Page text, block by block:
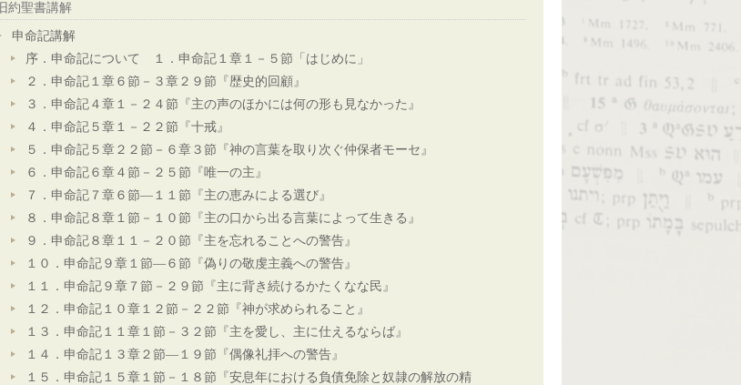
旧約聖書講解
申命記講解
序．申命記について １．申命記１章１－５節「はじめに」
２．申命記１章６節－３章２９節『歴史的回顧』
３．申命記４章１－２４節『主の声のほかには何の形も見なかった』
４．申命記５章１－２２節『十戒』
５．申命記５章２２節－６章３節『神の言葉を取り次ぐ仲保者モーセ』
６．申命記６章４節－２５節『唯一の主』
７．申命記７章６節―１１節『主の恵みによる選び』
８．申命記８章１節－１０節『主の口から出る言葉によって生きる』
９．申命記８章１１－２０節『主を忘れることへの警告』
１０．申命記９章１節―６節『偽りの敬虔主義への警告』
１１．申命記９章７節－２９節『主に背き続けるかたくなな民』
１２．申命記１０章１２節－２２節『神が求められること』
１３．申命記１１章１節－３２節『主を愛し、主に仕えるならば』
１４．申命記１３章２節―１９節『偶像礼拝への警告』
１５．申命記１５章１節－１８節『安息年における負債免除と奴隷の解放の精